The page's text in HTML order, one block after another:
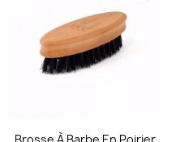
Aperçu rapide